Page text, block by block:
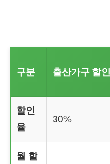
구분 출산가구 할인
할인
율
30%
월 할